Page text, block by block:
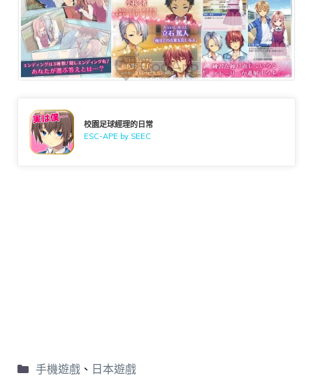
校園足球經理的日常
ESC-APE by SEEC
手機遊戲、 日本遊戲